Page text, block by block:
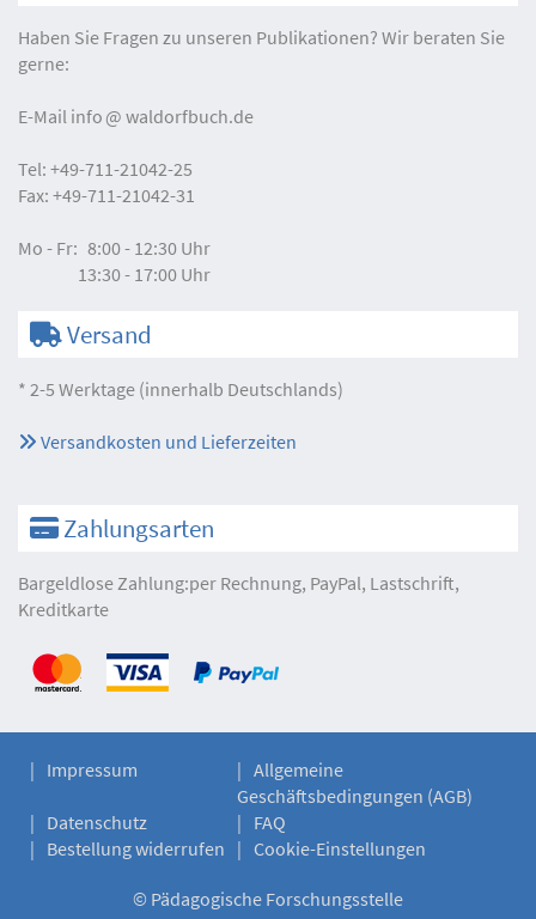
Haben Sie Fragen zu unseren Publikationen? Wir beraten Sie
gerne:
E-Mail info waldorfbuch.de
Tel: +49-711-21042-25
Fax: +49-711-21042-31
Mo - Fr: 8:00 - 12:30 Uhr
13:30 - 17:00 Uhr
Versand
* 2-5 Werktage (innerhalb Deutschlands)
Versandkosten und Lieferzeiten
Zahlungsarten
Bargeldlose Zahlung:per Rechnung, PayPal, Lastschrift,
Kreditkarte
Impressum
Allgemeine
Geschäftsbedingungen (AGB)
Datenschutz
FAQ
Bestellung widerrufen
Cookie-Einstellungen
© Pädagogische Forschungsstelle